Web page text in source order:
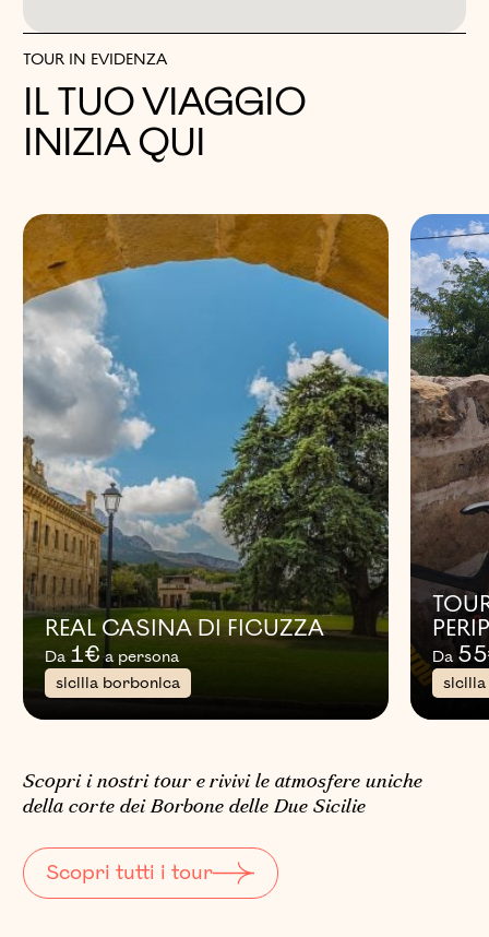
TOUR IN EVIDENZA
IL TUO VIAGGIO
INIZIA QUI
REAL CASINA DI FICUZZA
Da 1€a persona
sicilia borbonica
Da 55
Scopri i nostri tour e rivivi le atmosfere uniche
della corte dei Borbone delle Due Sicilie
Scopri tutti i tour